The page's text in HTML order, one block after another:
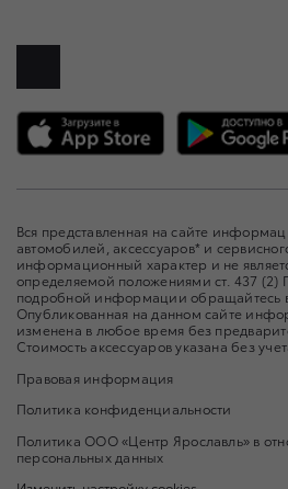
Вся представленная на сайте
автомобилей, аксессуаров* и
информационный характер и не
определяемой положениями ст. 437 (2)
подробной информации обращайтесь
Опубликованная на данном сайте
изменена в любое время без
Стоимость аксессуаров указана без
Правовая информация
Политика конфиденциальности
Политика ООО «Центр Ярославль» в
персональных данных